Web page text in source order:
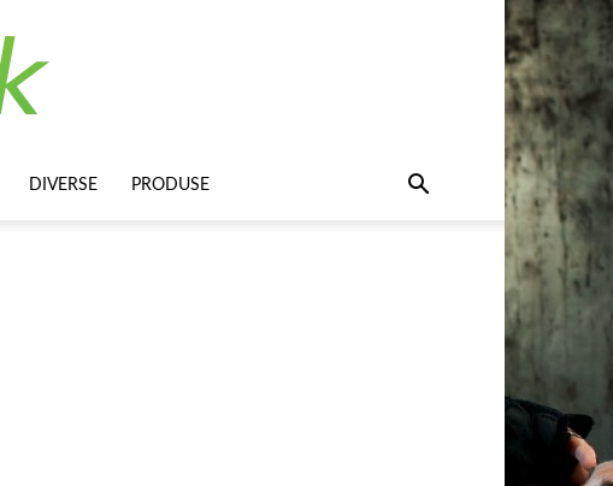
DIVERSE PRODUSE